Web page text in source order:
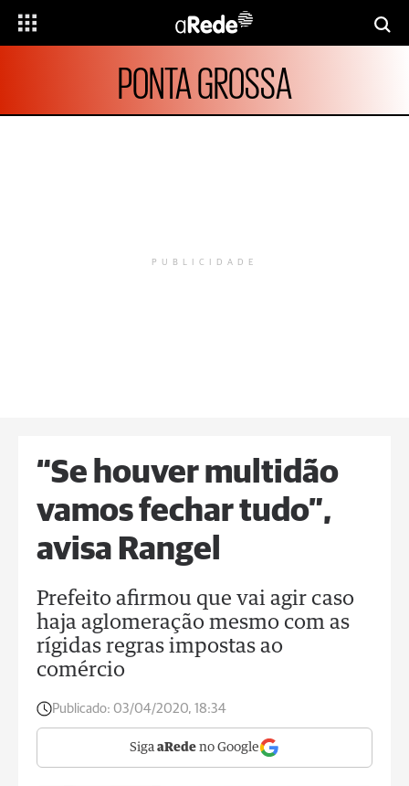
PONTA GROSSA
PUBLICIDADE
“Se houver multidão
vamos fechar tudo”,
avisa Rangel
Prefeito afirmou que vai agir caso
haja aglomeração mesmo com as
rígidas regras impostas ao
comércio
Publicado: 03/04/2020, 18:34
Siga aRede no Google